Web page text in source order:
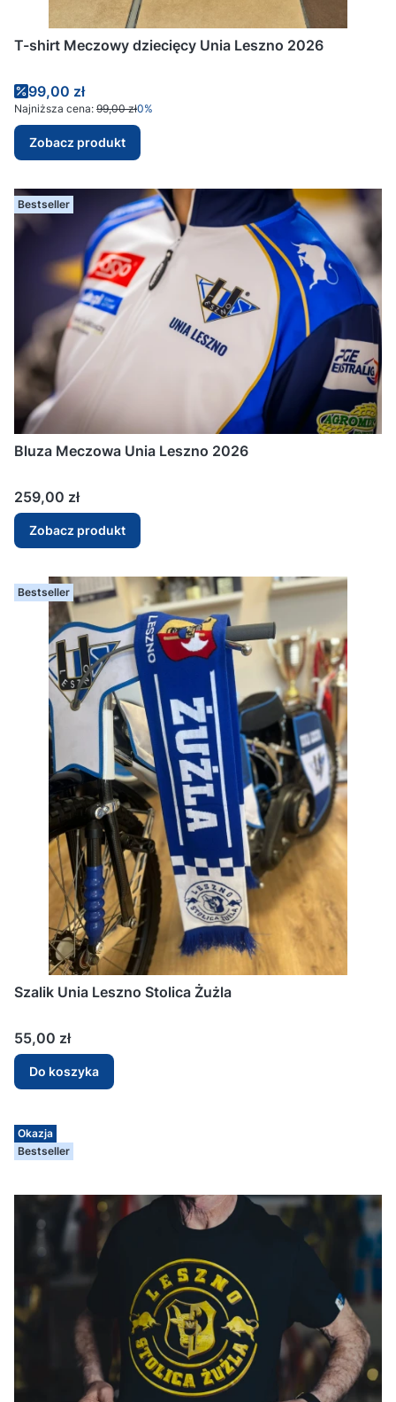
T-shirt Meczowy dziecięcy Unia Leszno 2026
Cena promocyjna
99,00 zł
Najniższa cena: 99,00 zł0%
Zobacz produkt
Bestseller
Bluza Meczowa Unia Leszno 2026
Cena
259,00 zł
Zobacz produkt
Bestseller
Szalik Unia Leszno Stolica Żużla
Cena
55,00 zł
Do koszyka
Okazja
Bestseller